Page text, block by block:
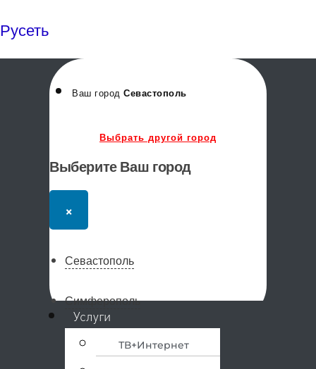
Русеть
Ваш город Севастополь
Выбрать другой город
Выберите Ваш город
×
Севастополь
Симферополь
МенюУслуги
ТВ+Интернет